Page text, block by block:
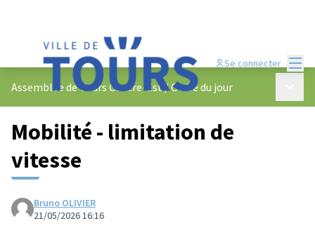
Se connecter
Assemblée de Tours Centre-Est/Ordre du jour
Mobilité - limitation de
vitesse
Bruno OLIVIER
21/05/2026 16:16